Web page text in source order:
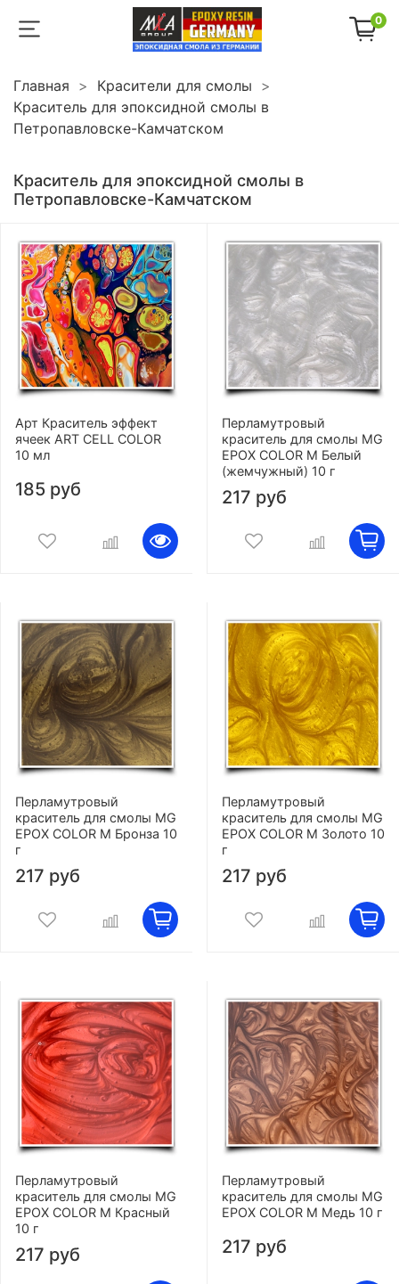
0
Главная
Красители для смолы
Краситель для эпоксидной смолы в
Петропавловске-Камчатском
Краситель для эпоксидной смолы в
Петропавловске-Камчатском
Арт Краситель эффект
ячеек ART CELL COLOR
10 мл
185 руб
Перламутровый
краситель для смолы MG
EPOX COLOR M Белый
(жемчужный) 10 г
217 руб
Перламутровый
краситель для смолы MG
EPOX COLOR M Бронза 10
г
217 руб
Перламутровый
краситель для смолы MG
EPOX COLOR M Золото 10
г
217 руб
Перламутровый
краситель для смолы MG
EPOX COLOR M Красный
10 г
217 руб
Перламутровый
краситель для смолы MG
EPOX COLOR M Медь 10 г
217 руб